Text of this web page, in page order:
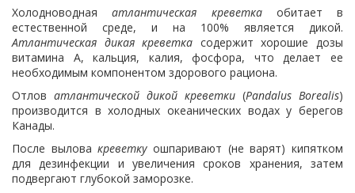
Холодноводнаяатлантическая креветкаобитает в
естественной среде, и на 100% является дикой.
Атлантическая дикая креветка содержит хорошие дозы
витамина А, кальция, калия, фосфора, что делает ее
необходимым компонентом здорового рациона.
Отлов атлантической дикой креветки (Pandalus Borealis)
производится в холодных океанических водах у берегов
Канады.
После выловакреветкуошпаривают (не варят) кипятком
для дезинфекции и увеличения сроков хранения, затем
подвергают глубокой заморозке.